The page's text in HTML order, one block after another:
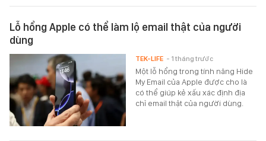
Lỗ hổng Apple có thể làm lộ email thật của người
dùng
Một lỗ hổng trong tính năng Hide
My Email của Apple được cho là
có thể giúp kẻ xấu xác định địa
chỉ email thật của người dùng.
TEK-LIFE - 1 tháng trước